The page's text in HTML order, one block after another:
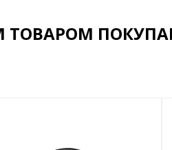
ТОВАРОМ